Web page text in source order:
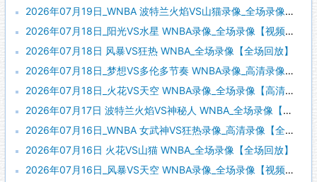
2026年07月19日_WNBA 波特兰火焰VS山猫录像_全场录像【视频集锦】
2026年07月18日_阳光VS水星 WNBA录像_全场录像【视频集锦】
2026年07月18日 风暴VS狂热 WNBA_全场录像【全场回放】
2026年07月18日_梦想VS多伦多节奏 WNBA录像_高清录像【全场回放】
2026年07月18日_火花VS天空 WNBA录像_全场录像【高清回放】
2026年07月17日 波特兰火焰VS神秘人 WNBA_全场录像【视频集锦】
2026年07月16日_WNBA 女武神VS狂热录像_高清录像【全场回放】
2026年07月16日 火花VS山猫 WNBA_全场录像【全场回放】
2026年07月16日_风暴VS天空 WNBA录像_全场录像【视频集锦】